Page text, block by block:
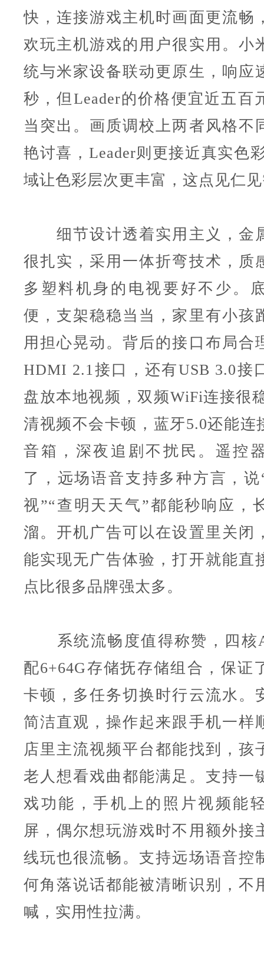
快，连接游戏主机时画面更流畅
欢玩主机游戏的用户很实用。小
统与米家设备联动更原生，响应
秒，但Leader的价格便宜近五百
当突出。画质调校上两者风格不
艳讨喜，Leader则更接近真实色
域让色彩层次更丰富，这点见仁
细节设计透着实用主义，金
很扎实，采用一体折弯技术，质
多塑料机身的电视要好不少。
便，支架稳稳当当，家里有小孩
用担心晃动。背后的接口布局合
HDMI 2.1接口，还有USB 3.0接
盘放本地视频，双频WiFi连接很
清视频不会卡顿，蓝牙5.0还能连
音箱，深夜追剧不扰民。遥控
了，远场语音支持多种方言，
视”“查明天天气”都能秒响应，
溜。开机广告可以在设置里关闭
能实现无广告体验，打开就能直
点比很多品牌强太多。
系统流畅度值得称赞，四核
配6+64G存储抚存储组合，保证
卡顿，多任务切换时行云流水。
简洁直观，操作起来跟手机一样
店里主流视频平台都能找到，孩
老人想看戏曲都能满足。支持一
戏功能，手机上的照片视频能
屏，偶尔想玩游戏时不用额外接
线玩也很流畅。支持远场语音控
何角落说话都能被清晰识别，不
喊，实用性拉满。